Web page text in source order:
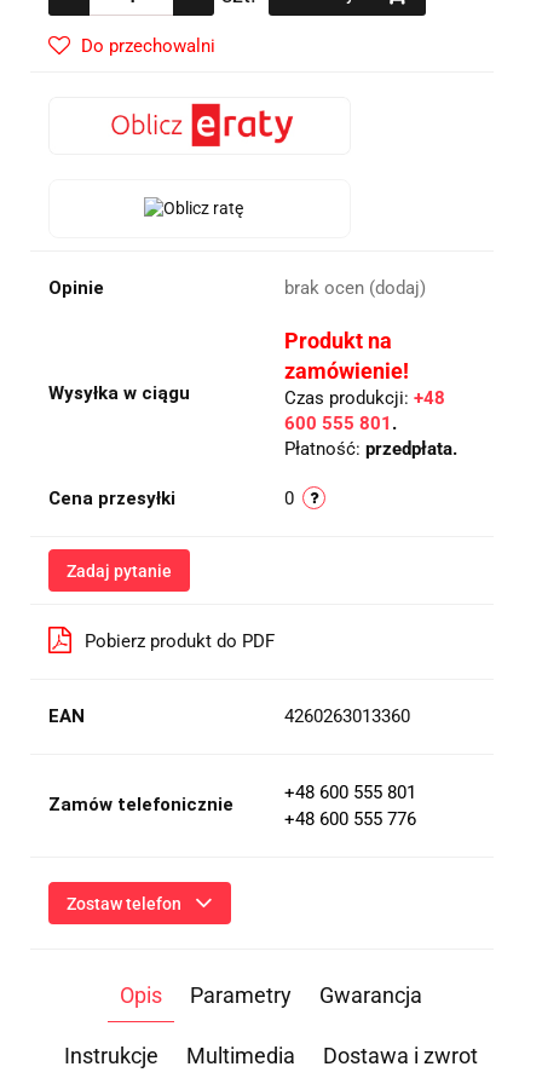
Do przechowalni
Opinie brak ocen (dodaj)
Wysyłka w ciągu
Produkt na
zamówienie!
Czas produkcji: +48
600 555 801 .
Płatność: przedpłata.
Cena przesyłki 0
Zadaj pytanie
Pobierz produkt do PDF
EAN 4260263013360
Zamów telefonicznie
+48 600 555 801
+48 600 555 776
Zostaw telefon
Przesłanie formularza oznacza przekazanie danych osobowych
(imię, numer telefonu) niezbędnych do kontaktu i udzielenia
odpowiedzi na Twoje zapytanie, a także zgodę na ich
przetwarzanie przez Administratora w celu realizacji tego
Opis Parametry Gwarancja
Instrukcje Multimedia Dostawa i zwrot